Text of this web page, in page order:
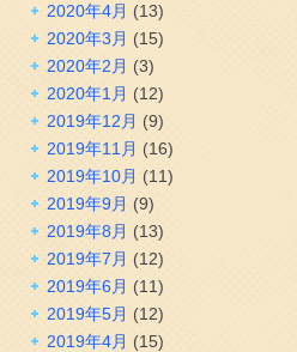
2020年4月 (13)
2020年3月 (15)
2020年2月 (3)
2020年1月 (12)
2019年12月 (9)
2019年11月 (16)
2019年10月 (11)
2019年9月 (9)
2019年8月 (13)
2019年7月 (12)
2019年6月 (11)
2019年5月 (12)
2019年4月 (15)